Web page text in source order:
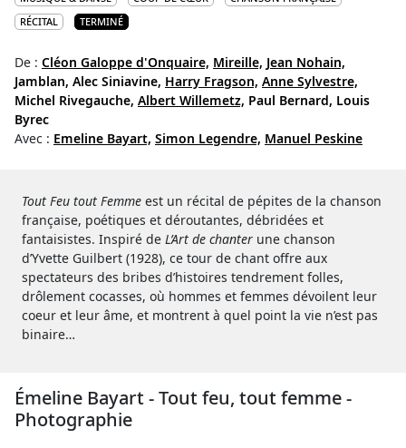
RÉCITAL
TERMINÉ
De : Cléon Galoppe d'Onquaire, Mireille, Jean Nohain,
Jamblan, Alec Siniavine, Harry Fragson, Anne Sylvestre,
Michel Rivegauche, Albert Willemetz, Paul Bernard, Louis
Byrec
Avec : Emeline Bayart, Simon Legendre, Manuel Peskine
Tout Feu tout Femme est un récital de pépites de la chanson
française, poétiques et déroutantes, débridées et
fantaisistes. Inspiré de L’Art de chanter une chanson
d’Yvette Guilbert (1928), ce tour de chant offre aux
spectateurs des bribes d’histoires tendrement folles,
drôlement cocasses, où hommes et femmes dévoilent leur
coeur et leur âme, et montrent à quel point la vie n’est pas
binaire…
Émeline Bayart - Tout feu, tout femme -
Photographie